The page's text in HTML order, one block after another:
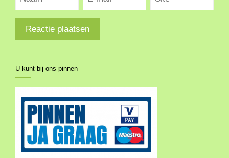
U kunt bij ons pinnen